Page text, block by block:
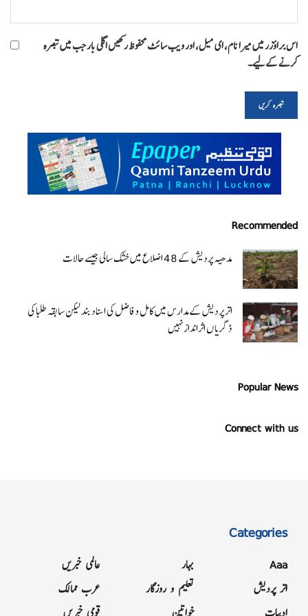
اس براؤزر میں میرا نام، ای میل، اور ویب سائٹ محفوظ رکھیں اگلی بار جب میں تبصرہ
کرنے کےلیے۔
Recommended
مدھیہ پردیش کے 48 اضلاع میں خشک سالی جیسے حالات
اتر پردیش کےمدارس میں کامل و فاضل کی اسناد بند لیکن سابقہ طلبا کی
ڈگریا ں اثرانداز نہیں
Popular News
Connect with us
Categories
Aaa
اتر پردیش
بہار
تعلیم و روزگار
عالمی خبریں
عرب ممالک